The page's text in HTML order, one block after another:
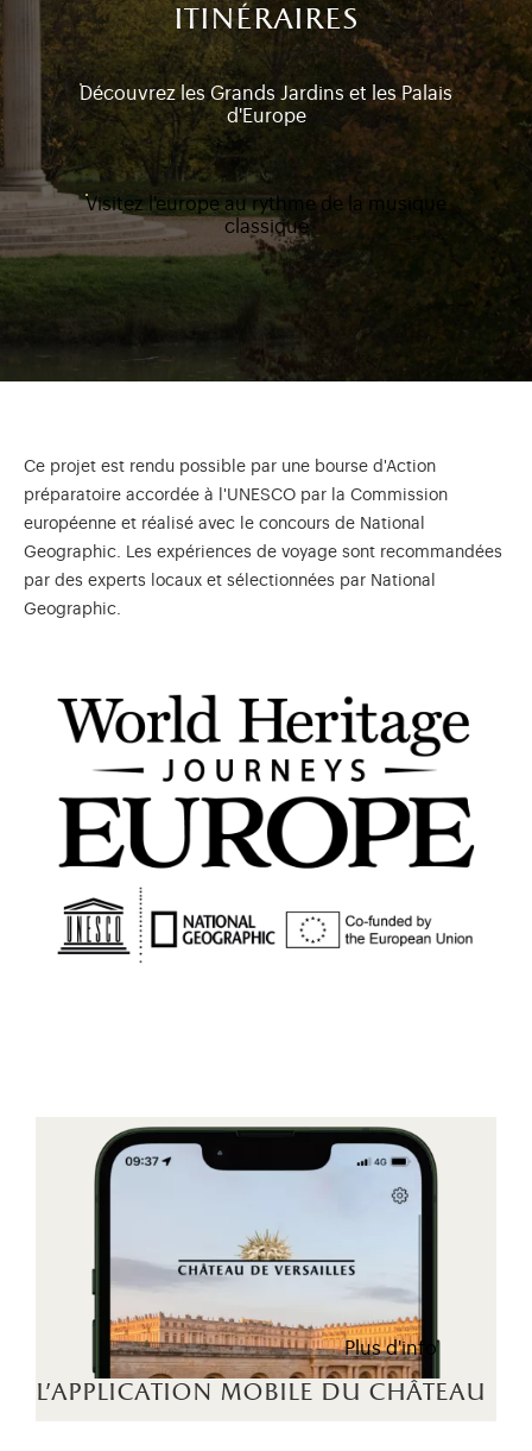
itinéraires
Découvrez les Grands Jardins et les Palais
d'Europe
Visitez l'europe au rythme de la musique
classique
Ce projet est rendu possible par une bourse d'Action
préparatoire accordée à l'UNESCO par la Commission
européenne et réalisé avec le concours de National
Geographic. Les expériences de voyage sont recommandées
par des experts locaux et sélectionnées par National
Geographic.
l'application mobile du château
Plus d'info